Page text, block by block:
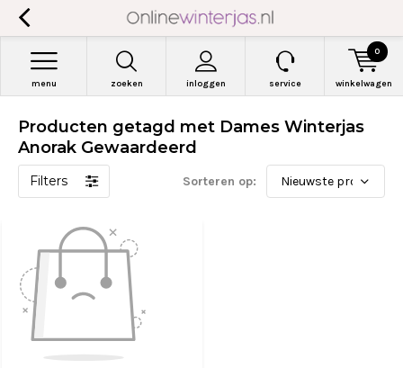
zoeken inloggen
menu service winkelwagen
0
Producten getagd met Dames Winterjas
Anorak Gewaardeerd
Filters Sorteren op: